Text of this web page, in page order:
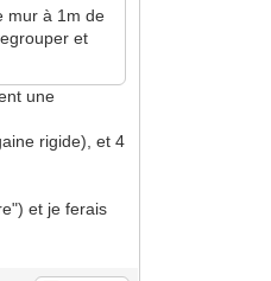
mur à 1m de
et
une
rigide), et 4
et je ferais